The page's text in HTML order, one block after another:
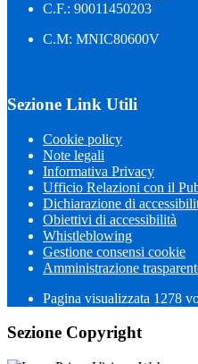
C.F.: 90011450203
C.M: MNIC80600V
Sezione Link Utili
Cookie policy
Note legali
Informativa Privacy
Ufficio Relazioni con il
Dichiarazione di
Obiettivi di accessibilità
Whistleblowing
Gestione consensi cookie
Amministrazione
Pagina visualizzata 1278
Sezione Copyright